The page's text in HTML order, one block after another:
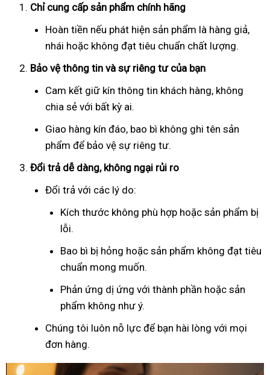
Chỉ cung cấp sản phẩm chính hãng
Hoàn tiền nếu phát hiện sản phẩm là hàng giả,
nhái hoặc không đạt tiêu chuẩn chất lượng.
Bảo vệ thông tin và sự riêng tư của bạn
Cam kết giữ kín thông tin khách hàng, không
chia sẻ với bất kỳ ai.
Giao hàng kín đáo, bao bì không ghi tên sản
phẩm để bảo vệ sự riêng tư.
Đổi trả dễ dàng, không ngại rủi ro
Đổi trả với các lý do:
Kích thước không phù hợp hoặc sản phẩm bị
lỗi.
Bao bì bị hỏng hoặc sản phẩm không đạt tiêu
chuẩn mong muốn.
Phản ứng dị ứng với thành phần hoặc sản
phẩm không như ý.
Chúng tôi luôn nỗ lực để bạn hài lòng với mọi
đơn hàng.